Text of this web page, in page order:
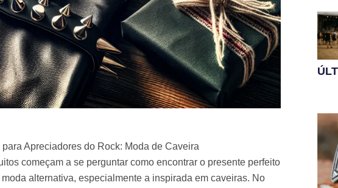
Apreciadores do Rock: Moda de Caveira
começam a se perguntar como encontrar o presente perfeito
alternativa, especialmente a inspirada em caveiras. No